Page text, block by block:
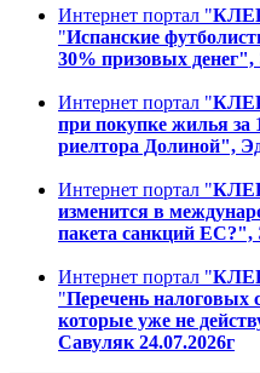
Интернет портал "
"Испанские
30% призовых денег",
Интернет портал "
при покупке жилья
риелтора Долиной",
Интернет портал "
изменится в
пакета санкций ЕС?",
Интернет портал "
"Перечень налоговых
которые уже не
Савуляк 24.07.2026г